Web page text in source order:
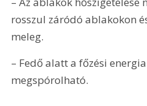
rosszul záródó ablakokon
meleg.
– Fedő alatt a főzési
megspórolható.